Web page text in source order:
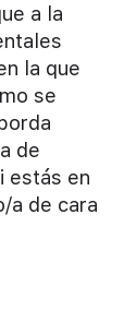
a la
la que
se
de
estás en
a de cara